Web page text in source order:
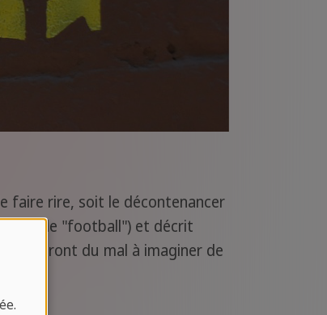
faire rire, soit le décontenancer
de "football") et décrit
et auront du mal à imaginer de